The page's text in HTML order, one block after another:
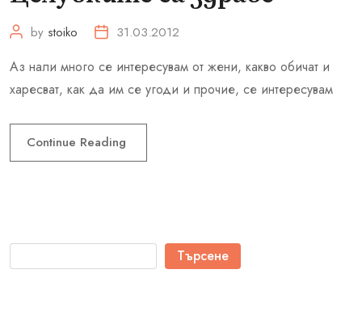
by stoiko 31.03.2012
Аз нали много се интересувам от жени, какво обичат и
харесват, как да им се угоди и прочие, се интересувам
Continue Reading
Търсене